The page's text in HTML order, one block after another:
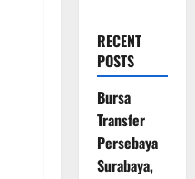
RECENT
POSTS
Bursa
Transfer
Persebaya
Surabaya,